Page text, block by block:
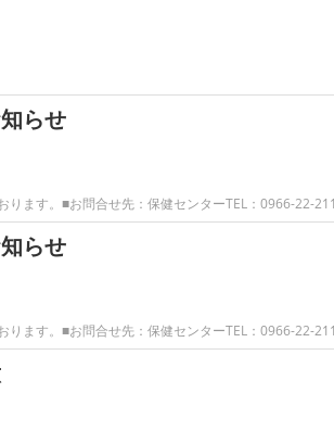
らせ
ります。■お問合せ先：保健センターTEL：0966-22-
らせ
ります。■お問合せ先：保健センターTEL：0966-22-